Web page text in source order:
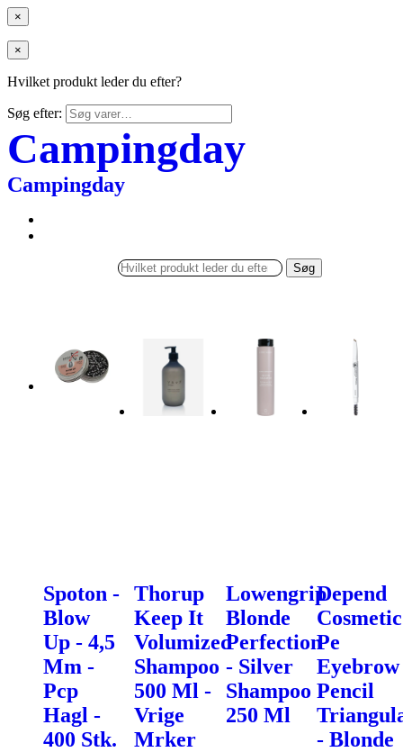
×
×
Hvilket produkt leder du efter?
Søg efter:
Campingday
Campingday
Søg
Spoton -
Blow
Up - 4,5
Mm -
Pcp
Hagl -
400 Stk.
Thorup
Keep It
Volumized
Shampoo
500 Ml -
Vrige
Mrker
Lowengrip
Blonde
Perfection
- Silver
Shampoo
250 Ml
Depend
Cosmetic
Pe
Eyebrow
Pencil
- Blonde